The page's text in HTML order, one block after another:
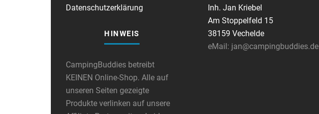
Datenschutzerklärung
HINWEIS
CampingBuddies betreibt
KEINEN Online-Shop. Alle auf
unseren Seiten gezeigte
Produkte verlinken auf unsere
Inh. Jan Kriebel
Am Stoppelfeld 15
38159 Vechelde
eMail: jan@campingbuddies.de